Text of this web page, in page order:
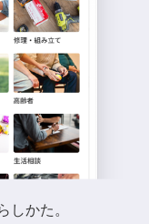
しかた。